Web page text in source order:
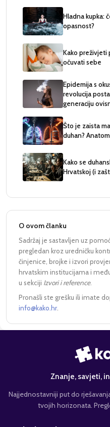
Hladna kupka:
opasnost?
Kako preživjeti
očuvati sebe
Epidemija s
revolucija
generaciju
Što je zaista
duhan?
Kako se
Hrvatskoj (i
O ovom članku
Sadržaj je sastavljen uz
pregledan kroz uredničku
činjenice, brojke i izvori
hrvatskim institucijama i
u sekciji Izvori i reference.
Pronašli ste grešku ili imate
info@kako.hr
Znanje, savjeti,
Najjednostavniji put do
tvojih horizonata.